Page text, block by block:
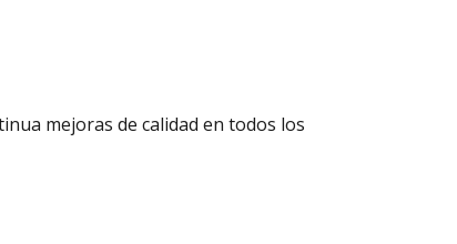
mejoras de calidad en todos los